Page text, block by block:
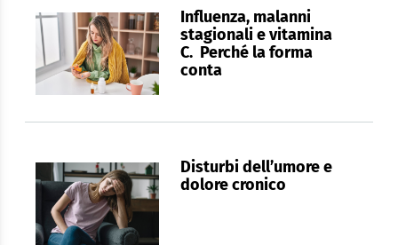
Influenza, malanni
stagionali e vitamina
C. Perché la forma
conta
Disturbi dell’umore e
dolore cronico